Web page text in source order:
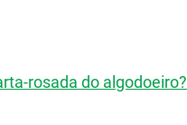
rosada do algodoeiro?